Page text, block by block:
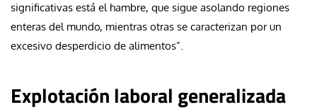
significativas está el hambre, que sigue asolando regiones
enteras del mundo, mientras otras se caracterizan por un
excesivo desperdicio de alimentos”.
Explotación laboral generalizada